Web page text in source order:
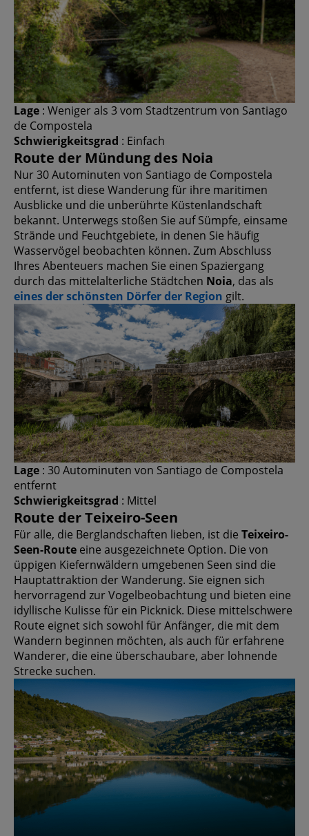
Lage : Weniger als 3 vom Stadtzentrum von Santiago
de Compostela
Schwierigkeitsgrad : Einfach
Route der Mündung des Noia
Nur 30 Autominuten von Santiago de Compostela
entfernt, ist diese Wanderung für ihre maritimen
Ausblicke und die unberührte Küstenlandschaft
bekannt. Unterwegs stoßen Sie auf Sümpfe, einsame
Strände und Feuchtgebiete, in denen Sie häufig
Wasservögel beobachten können. Zum Abschluss
Ihres Abenteuers machen Sie einen Spaziergang
durch das mittelalterliche Städtchen Noia, das als
eines der schönsten Dörfer der Region gilt.
Lage : 30 Autominuten von Santiago de Compostela
entfernt
Schwierigkeitsgrad : Mittel
Route der Teixeiro-Seen
Für alle, die Berglandschaften lieben, ist die Teixeiro-
Seen-Route eine ausgezeichnete Option. Die von
üppigen Kiefernwäldern umgebenen Seen sind die
Hauptattraktion der Wanderung. Sie eignen sich
hervorragend zur Vogelbeobachtung und bieten eine
idyllische Kulisse für ein Picknick. Diese mittelschwere
Route eignet sich sowohl für Anfänger, die mit dem
Wandern beginnen möchten, als auch für erfahrene
Wanderer, die eine überschaubare, aber lohnende
Strecke suchen.